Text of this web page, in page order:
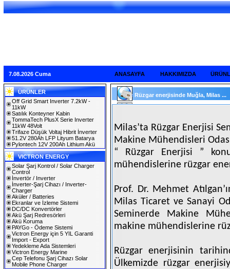
7.08.2026 Cuma ANASAYFA HAKKIMIZDA
ÜRÜNLER
Off Grid Smart Inverter 7.2kW -
11kW
Satılık Konteyner Kabin
TommaTech PlusX Serie Inverter
11kW 48Volt
Trifaze Düşük Voltaj Hibrit İnverter
51.2V 280Ah LFP Lityum Batarya
Pylontech 12V 200Ah Lithium Akü
VICTRON ENERGY
Solar Şarj Kontrol / Solar Charger
Control
İnvertör / Inverter
İnverter-Şarj Cihazı / Inverter-
Charger
Aküler / Batteries
Ekranlar ve İzleme Sistemi
DC/DC Konvertörler
Akü Şarj Redresörleri
Akü Koruma
PAYGo - Ödeme Sistemi
Victron Energy için 5 YIL Garanti
Import - Export
Yedekleme Ada Sistemleri
Victron Energy Marine
Cep Telefonu Şarj Cihazı Solar
Mobile Phone Charger
Rüzgar enerjisinde Muğla, Milas ...
Milas’ta Rüzgar Enerjisi
Makine Mühendisleri
“ Rüzgar Enerjisi ”
mühendislerine rüzgar
Prof. Dr. Mehmet
Milas Ticaret ve Sanayi
Seminerde Makine
makine mühendislerine
Rüzgar enerjisinin
Ülkemizde rüzgar